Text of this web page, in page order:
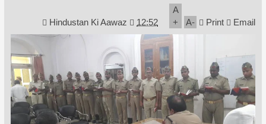
Hindustan Ki Aawaz 12:52
A
+
A- Print Email